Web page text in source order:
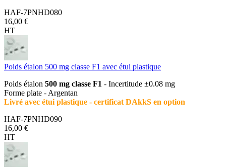
HAF-7PNHD080
16,00 €
HT
Poids étalon 500 mg classe F1 avec étui plastique
Poids étalon 500 mg classe F1 - Incertitude ±0.08 mg
Forme plate - Argentan
Livré avec étui plastique - certificat DAkkS en option
HAF-7PNHD090
16,00 €
HT